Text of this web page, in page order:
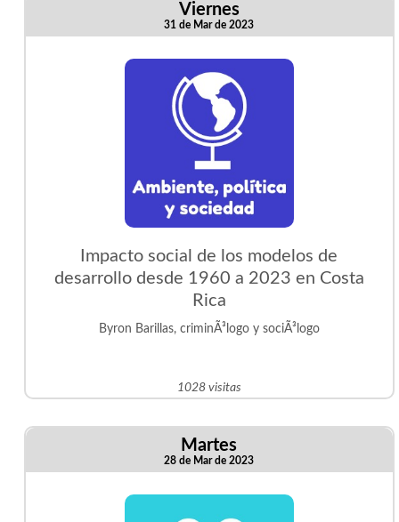
Viernes
31 de Mar de 2023
Impacto social de los modelos de
desarrollo desde 1960 a 2023 en Costa
Rica
Byron Barillas, criminÃ³logo y sociÃ³logo
1028 visitas
Martes
28 de Mar de 2023